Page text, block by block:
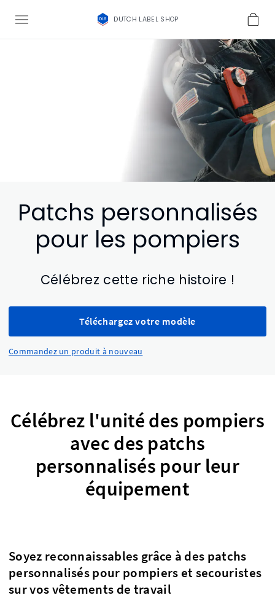
DUTCH LABEL SHOP
Patchs personnalisés
pour les pompiers
Célébrez cette riche histoire !
Téléchargez votre modèle
Commandez un produit à nouveau
Célébrez l'unité des pompiers
avec des patchs
personnalisés pour leur
équipement
Soyez reconnaissables grâce à des patchs
personnalisés pour pompiers et secouristes
sur vos vêtements de travail